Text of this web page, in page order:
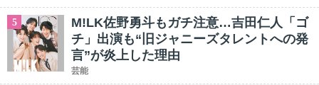
5
M!LK佐野勇斗もガチ注意…吉田仁人「ゴ
チ」出演も“旧ジャニーズタレントへの発
言”が炎上した理由
芸能